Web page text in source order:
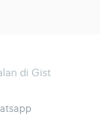
di Gist